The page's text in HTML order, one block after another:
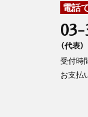
電話
（代表）
受付時
お支払